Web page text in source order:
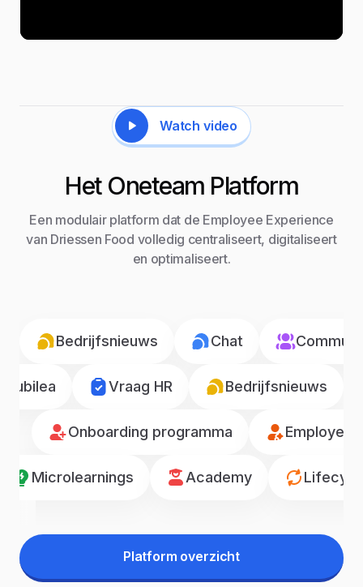
Watch video
Het Oneteam Platform
Een modulair platform dat de Employee Experience
van Driessen Food volledig centraliseert, digitaliseert
en optimaliseert.
Bedrijfsnieuws Chat
Jubilea Vraag HR Bedrijfsnieuws
Onboarding programma Employee
Microlearnings Academy
Platform overzicht